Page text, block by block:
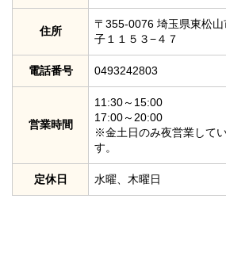
住所
〒355-0076 埼玉県東松
子１１５３−４７
電話番号 0493242803
営業時間
11:30～15:00
17:00～20:00
※金土日のみ夜営業して
す。
定休日 水曜、木曜日